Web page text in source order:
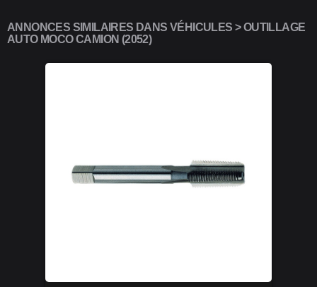
ANNONCES SIMILAIRES DANS VÉHICULES > OUTILLAGE
AUTO MOCO CAMION (2052)